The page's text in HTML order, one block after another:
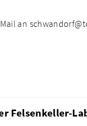
an
Felsenkeller-